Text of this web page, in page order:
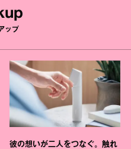
ップ
彼の想いが二人をつなぐ。触れ